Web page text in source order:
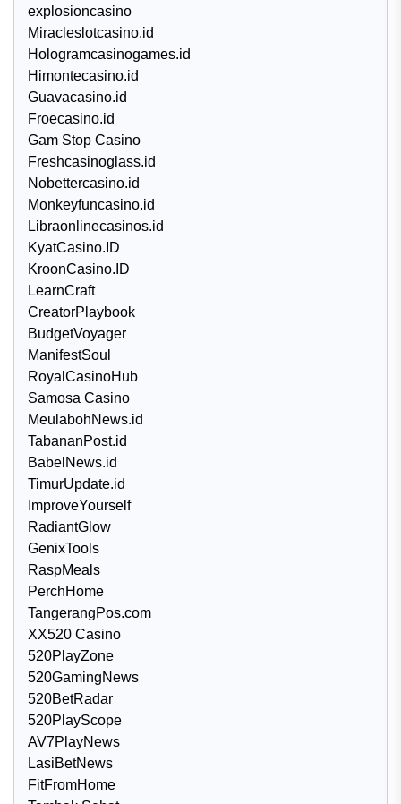
explosioncasino
Miracleslotcasino.id
Hologramcasinogames.id
Himontecasino.id
Guavacasino.id
Froecasino.id
Gam Stop Casino
Freshcasinoglass.id
Nobettercasino.id
Monkeyfuncasino.id
Libraonlinecasinos.id
KyatCasino.ID
KroonCasino.ID
LearnCraft
CreatorPlaybook
BudgetVoyager
ManifestSoul
RoyalCasinoHub
Samosa Casino
MeulabohNews.id
TabananPost.id
BabelNews.id
TimurUpdate.id
ImproveYourself
RadiantGlow
GenixTools
RaspMeals
PerchHome
TangerangPos.com
XX520 Casino
520PlayZone
520GamingNews
520BetRadar
520PlayScope
AV7PlayNews
LasiBetNews
FitFromHome